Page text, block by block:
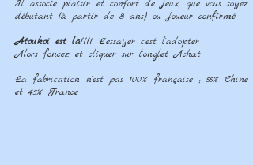
Il associe plaisir et confort de jeux, que vous soyez
débutant (à partir de 8 ans) ou joueur confirmé.
Atoukoi est là!!!! L'essayer c'est l'adopter.
Alors foncez et cliquer sur l'onglet Achat
La fabrication n'est pas 100% française ; 55% Chine
et 45% France